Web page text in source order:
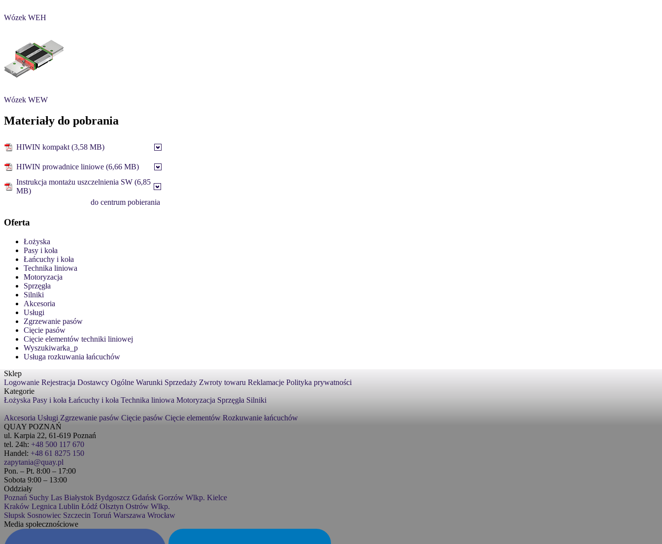
Wózek WEH
Wózek WEW
Materiały do pobrania
HIWIN kompakt (3,58 MB)
HIWIN prowadnice liniowe (6,66 MB)
Instrukcja montażu uszczelnienia SW (6,85
MB)
do centrum pobierania
Oferta
Łożyska
Pasy i koła
Łańcuchy i koła
Technika liniowa
Motoryzacja
Sprzęgła
Silniki
Akcesoria
Usługi
Zgrzewanie pasów
Cięcie pasów
Cięcie elementów techniki liniowej
Wyszukiwarka_p
Usługa rozkuwania łańcuchów
Sklep
Logowanie Rejestracja Dostawcy Ogólne Warunki Sprzedaży Zwroty towaru Reklamacje Polityka prywatności
Kategorie
Łożyska Pasy i koła Łańcuchy i koła Technika liniowa Motoryzacja Sprzęgła Silniki
Akcesoria Usługi Zgrzewanie pasów Cięcie pasów Cięcie elementów Rozkuwanie łańcuchów
QUAY POZNAŃ
ul. Karpia 22, 61-619 Poznań
tel. 24h: +48 500 117 670
Handel: +48 61 8275 150
zapytania@quay.pl
Pon. – Pt. 8:00 – 17:00
Sobota 9:00 – 13:00
Oddziały
Poznań Suchy Las Białystok Bydgoszcz Gdańsk Gorzów Wlkp. Kielce
Kraków Legnica Lublin Łódź Olsztyn Ostrów Wlkp.
Słupsk Sosnowiec Szczecin Toruń Warszawa Wrocław
Media społecznościowe